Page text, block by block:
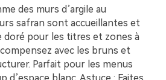
des murs d’argile au
safran sont accueillantes et
doré pour les titres et zones à
avec les bruns et
Parfait pour les menus